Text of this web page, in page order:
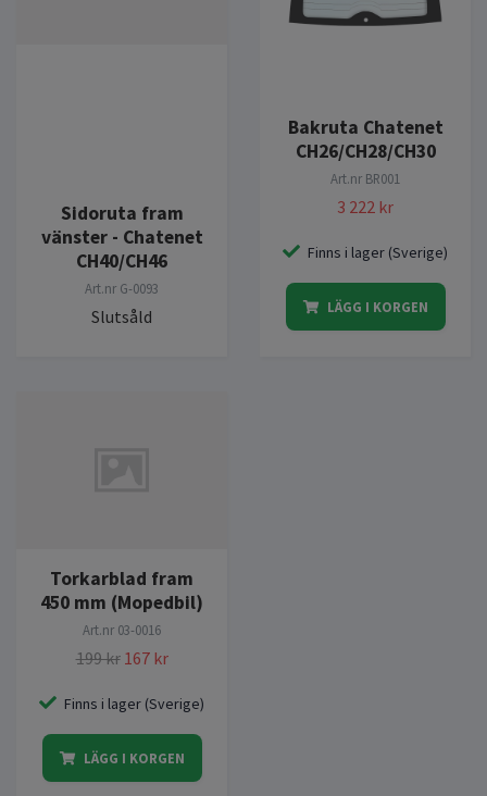
Sidoruta fram
vänster - Chatenet
CH40/CH46
Art.nr G-0093
Slutsåld
Bakruta Chatenet
CH26/CH28/CH30
Art.nr BR001
3 222 kr
Finns i lager (Sverige)
LÄGG I KORGEN
Torkarblad fram
450 mm (Mopedbil)
Art.nr 03-0016
199 kr 167 kr
Finns i lager (Sverige)
LÄGG I KORGEN